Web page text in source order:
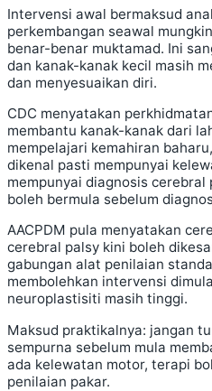
Intervensi awal bermaksud
perkembangan seawal
benar-benar muktamad. Ini
dan kanak-kanak kecil masih
dan menyesuaikan diri.
CDC menyatakan
membantu kanak-kanak dari
mempelajari kemahiran
dikenal pasti mempunyai
mempunyai diagnosis
boleh bermula sebelum
AACPDM pula menyatakan
cerebral palsy kini boleh
gabungan alat penilaian
membolehkan intervensi
neuroplastisiti masih tinggi.
Maksud praktikalnya: jangan
sempurna sebelum mula
ada kelewatan motor, terapi
penilaian pakar.